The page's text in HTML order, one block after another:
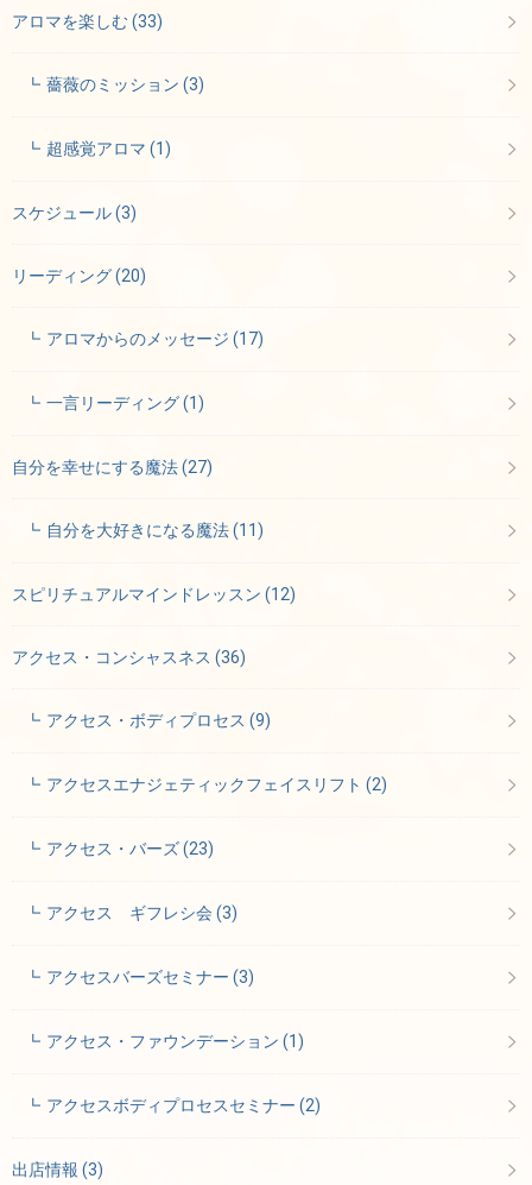
アロマを楽しむ(33)
薔薇のミッション(3)
超感覚アロマ(1)
スケジュール(3)
リーディング(20)
アロマからのメッセージ(17)
一言リーディング(1)
自分を幸せにする魔法(27)
自分を大好きになる魔法(11)
スピリチュアルマインドレッスン (12)
アクセス・コンシャスネス (36)
アクセス・ボディプロセス(9)
アクセスエナジェティックフェイスリフト(2)
アクセス・バーズ(23)
アクセス ギフレシ会(3)
アクセスバーズセミナー(3)
アクセス・ファウンデーション(1)
アクセスボディプロセスセミナー(2)
出店情報 (3)